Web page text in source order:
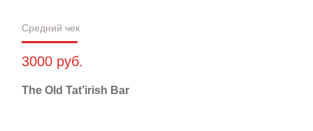
Средний чек
3000 руб.
The Old Tat’irish Bar